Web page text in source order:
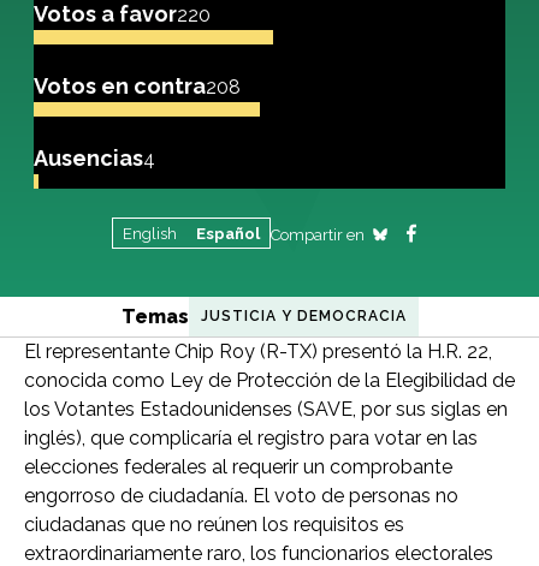
Votos a favor220
Votos en contra208
Ausencias4
English Español Compartir en
Temas JUSTICIA Y DEMOCRACIA
El representante Chip Roy (R-TX) presentó la H.R. 22,
conocida como Ley de Protección de la Elegibilidad de
los Votantes Estadounidenses (SAVE, por sus siglas en
inglés), que complicaría el registro para votar en las
elecciones federales al requerir un comprobante
engorroso de ciudadanía. El voto de personas no
ciudadanas que no reúnen los requisitos es
extraordinariamente raro, los funcionarios electorales